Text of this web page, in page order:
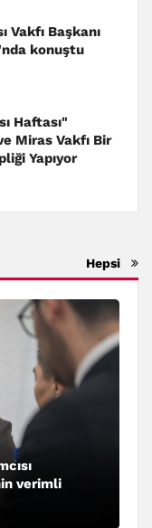
Vakfı Başkanı
konuştu
Haftası"
Miras Vakfı Bir
Yapıyor
Hepsi
verimli